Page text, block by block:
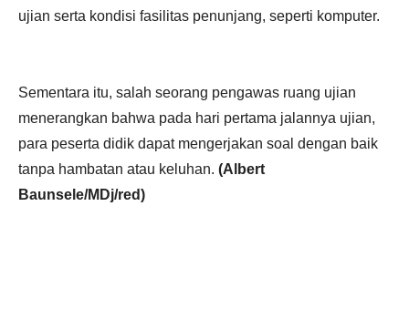
ujian serta kondisi fasilitas penunjang, seperti komputer.
Sementara itu, salah seorang pengawas ruang ujian
menerangkan bahwa pada hari pertama jalannya ujian,
para peserta didik dapat mengerjakan soal dengan baik
tanpa hambatan atau keluhan. (Albert
Baunsele/MDj/red)